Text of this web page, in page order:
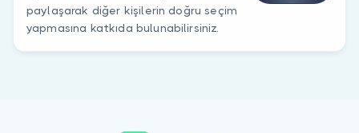
paylaşarak diğer kişilerin doğru seçim
yapmasına katkıda bulunabilirsiniz.